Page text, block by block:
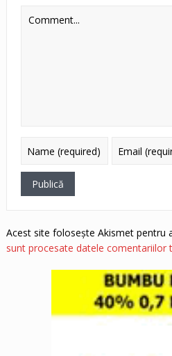
Acest site folosește Akismet pentru
sunt procesate datele comentariilor